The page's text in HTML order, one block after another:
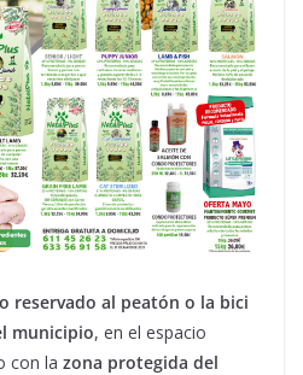
reservado al peatón o la bici
municipio, en el espacio
con la zona protegida del